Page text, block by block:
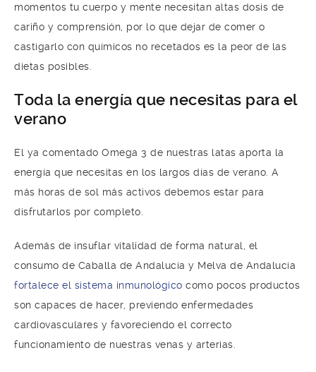
momentos tu cuerpo y mente necesitan altas dosis de
cariño y comprensión, por lo que dejar de comer o
castigarlo con químicos no recetados es la peor de las
dietas posibles.
Toda la energía que necesitas para el
verano
El ya comentado Omega 3 de nuestras latas aporta la
energía que necesitas en los largos días de verano. A
más horas de sol más activos debemos estar para
disfrutarlos por completo.
Además de insuflar vitalidad de forma natural, el
consumo de Caballa de Andalucía y Melva de Andalucía
fortalece el sistema inmunológico como pocos productos
son capaces de hacer, previendo enfermedades
cardiovasculares y favoreciendo el correcto
funcionamiento de nuestras venas y arterias.